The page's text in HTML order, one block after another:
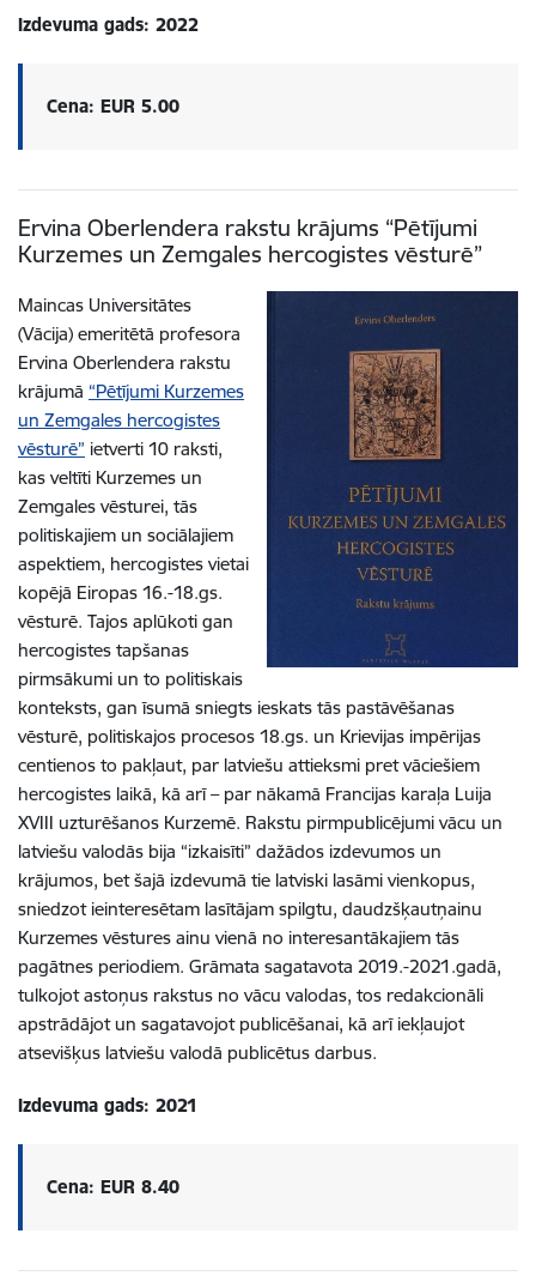
Izdevuma gads: 2022
Cena: EUR 5.00
Ervina Oberlendera rakstu krājums “Pētījumi
Kurzemes un Zemgales hercogistes vēsturē”
Maincas Universitātes
(Vācija) emeritētā profesora
Ervina Oberlendera rakstu
krājumā “Pētījumi Kurzemes
un Zemgales hercogistes
vēsturē” ietverti 10 raksti,
kas veltīti Kurzemes un
Zemgales vēsturei, tās
politiskajiem un sociālajiem
aspektiem, hercogistes vietai
kopējā Eiropas 16.-18.gs.
vēsturē. Tajos aplūkoti gan
hercogistes tapšanas
pirmsākumi un to politiskais
konteksts, gan īsumā sniegts ieskats tās pastāvēšanas
vēsturē, politiskajos procesos 18.gs. un Krievijas impērijas
centienos to pakļaut, par latviešu attieksmi pret vāciešiem
hercogistes laikā, kā arī – par nākamā Francijas karaļa Luija
XVIII uzturēšanos Kurzemē. Rakstu pirmpublicējumi vācu un
latviešu valodās bija “izkaisīti” dažādos izdevumos un
krājumos, bet šajā izdevumā tie latviski lasāmi vienkopus,
sniedzot ieinteresētam lasītājam spilgtu, daudzšķautņainu
Kurzemes vēstures ainu vienā no interesantākajiem tās
pagātnes periodiem. Grāmata sagatavota 2019.-2021.gadā,
tulkojot astoņus rakstus no vācu valodas, tos redakcionāli
apstrādājot un sagatavojot publicēšanai, kā arī iekļaujot
atsevišķus latviešu valodā publicētus darbus.
Izdevuma gads: 2021
Cena: EUR 8.40